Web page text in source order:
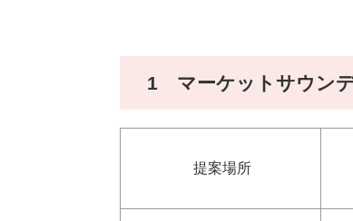
1 マーケットサウン
提案場所